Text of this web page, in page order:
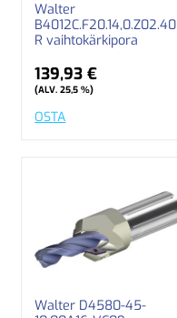
Walter
B4012C.F20.14,0.Z02.40
R vaihtokärkipora
139,93 €
(ALV. 25,5 %)
OSTA
Walter D4580-45-